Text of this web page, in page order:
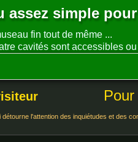
assez simple
fin tout de même ...
cavités sont accessibles
l'attention des inquiétudes et des